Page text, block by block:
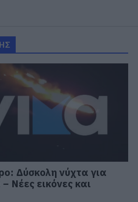
Δύσκολη νύχτα για
Νέες εικόνες και